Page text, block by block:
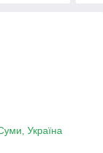
Україна